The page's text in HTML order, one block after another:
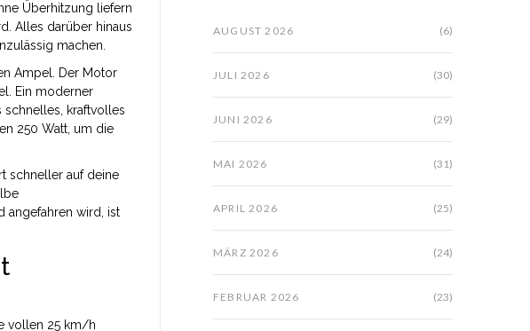
Überhitzung liefern
Alles darüber hinaus
machen.
Ampel. Der Motor
Ein moderner
schnelles, kraftvolles
250 Watt, um die
schneller auf deine
angefahren wird, ist
vollen 25 km/h
AUGUST 2026 (6)
JULI 2026 (30)
JUNI 2026 (29)
MAI 2026 (31)
APRIL 2026 (25)
MÄRZ 2026 (24)
FEBRUAR 2026 (23)